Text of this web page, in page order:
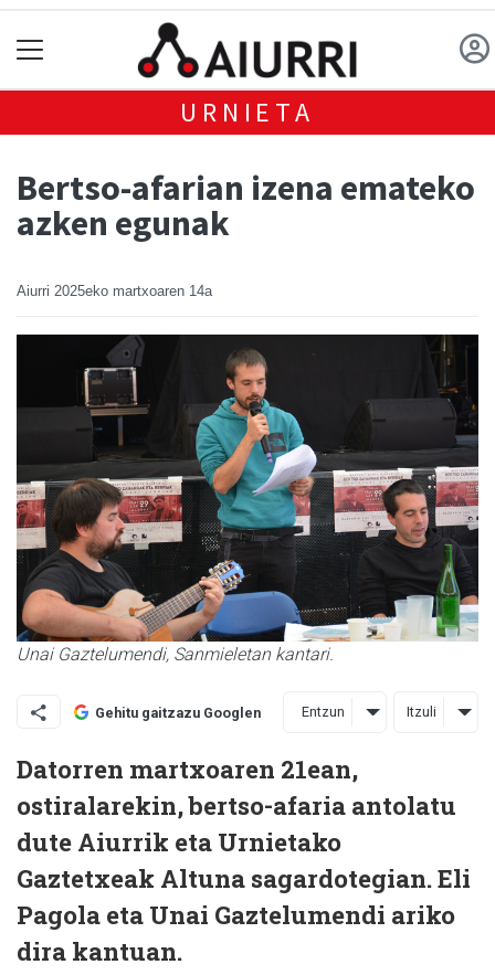
URNIETA
Bertso-afarian izena emateko
azken egunak
Aiurri 2025eko martxoaren 14a
Unai Gaztelumendi, Sanmieletan kantari.
Gehitu gaitzazu Googlen Entzun Itzuli
Datorren martxoaren 21ean,
ostiralarekin, bertso-afaria antolatu
dute Aiurrik eta Urnietako
Gaztetxeak Altuna sagardotegian. Eli
Pagola eta Unai Gaztelumendi ariko
dira kantuan.